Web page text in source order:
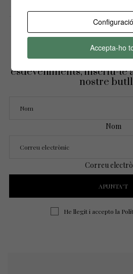
Si vols estar
esdeveniments, inscriu-te
nostre
Nom
Correu
He llegit i accepto la
Configuració
Accepta-ho